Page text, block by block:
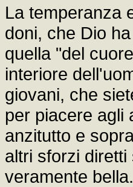
La temperanza
doni, che Dio
quella "del
interiore
giovani, che
per piacere agli
anzitutto e
altri sforzi
veramente bella.